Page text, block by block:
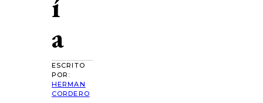
a
ESCRITO
POR:
HERMAN
CORDERO